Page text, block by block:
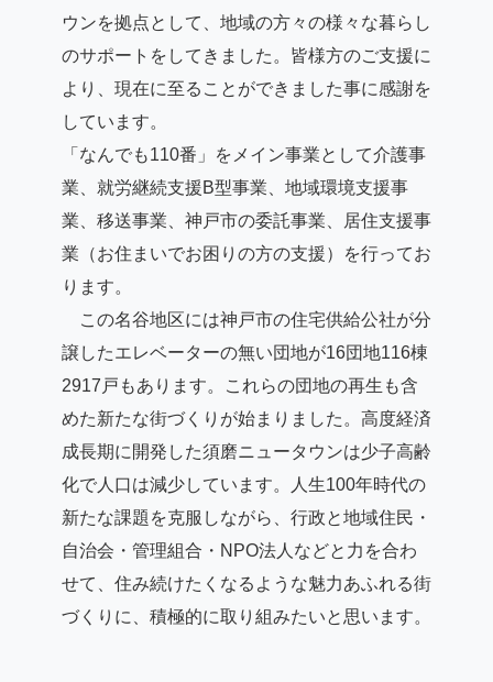
ウンを拠点として、地域の方々の様々な暮らし
のサポートをしてきました。皆様方のご支援に
より、現在に至ることができました事に感謝を
しています。
「なんでも110番」をメイン事業として介護事
業、就労継続支援B型事業、地域環境支援事
業、移送事業、神戸市の委託事業、居住支援事
業（お住まいでお困りの方の支援）を行ってお
ります。
この名谷地区には神戸市の住宅供給公社が分
譲したエレベーターの無い団地が16団地116棟
2917戸もあります。これらの団地の再生も含
めた新たな街づくりが始まりました。高度経済
成長期に開発した須磨ニュータウンは少子高齢
化で人口は減少しています。人生100年時代の
新たな課題を克服しながら、行政と地域住民・
自治会・管理組合・NPO法人などと力を合わ
せて、住み続けたくなるような魅力あふれる街
づくりに、積極的に取り組みたいと思います。